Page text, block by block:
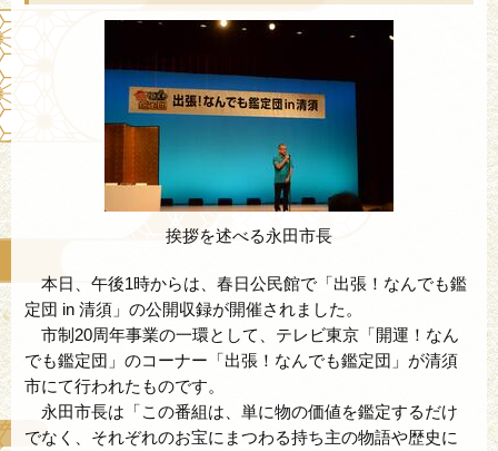
挨拶を述べる永田市長
本日、午後1時からは、春日公民館で「出張！なんでも鑑
定団 in 清須」の公開収録が開催されました。
市制20周年事業の一環として、テレビ東京「開運！なん
でも鑑定団」のコーナー「出張！なんでも鑑定団」が清須
市にて行われたものです。
永田市長は「この番組は、単に物の価値を鑑定するだけ
でなく、それぞれのお宝にまつわる持ち主の物語や歴史に